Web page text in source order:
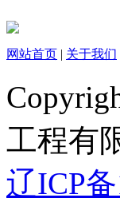
网站首页 | 关于我们
工程有
辽ICP